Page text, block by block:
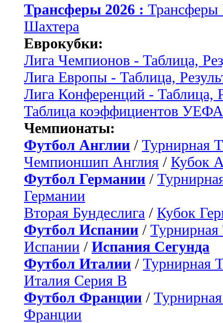
Трансферы 2026 :
Шахтера
Еврокубки:
Лига Чемпионов - Таблица,
Лига Европы - Таблица,
Лига Конференций - Таблица,
Таблица коэффициентов УЕФА
Чемпионаты:
Футбол Англии / Турнирная
Чемпионшип Англия / Кубок
Футбол Германии /
Германии
Вторая Бундеслига / Кубок
Футбол Испании / Турнирная
Испании / Испания Сегунда
Футбол Италии / Турнирная
Италия Серия B
Футбол Франции /
Франции